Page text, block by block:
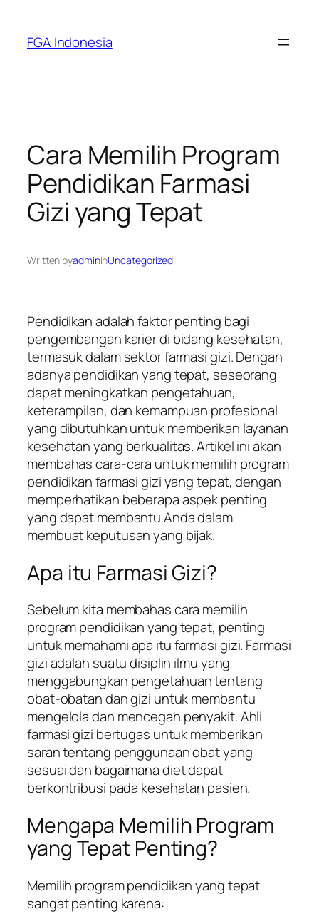
content
FGA Indonesia
Cara Memilih Program
Pendidikan Farmasi
Gizi yang Tepat
Written byadmininUncategorized
Pendidikan adalah faktor penting bagi
pengembangan karier di bidang kesehatan,
termasuk dalam sektor farmasi gizi. Dengan
adanya pendidikan yang tepat, seseorang
dapat meningkatkan pengetahuan,
keterampilan, dan kemampuan profesional
yang dibutuhkan untuk memberikan layanan
kesehatan yang berkualitas. Artikel ini akan
membahas cara-cara untuk memilih program
pendidikan farmasi gizi yang tepat, dengan
memperhatikan beberapa aspek penting
yang dapat membantu Anda dalam
membuat keputusan yang bijak.
Apa itu Farmasi Gizi?
Sebelum kita membahas cara memilih
program pendidikan yang tepat, penting
untuk memahami apa itu farmasi gizi. Farmasi
gizi adalah suatu disiplin ilmu yang
menggabungkan pengetahuan tentang
obat-obatan dan gizi untuk membantu
mengelola dan mencegah penyakit. Ahli
farmasi gizi bertugas untuk memberikan
saran tentang penggunaan obat yang
sesuai dan bagaimana diet dapat
berkontribusi pada kesehatan pasien.
Mengapa Memilih Program
yang Tepat Penting?
Memilih program pendidikan yang tepat
sangat penting karena: